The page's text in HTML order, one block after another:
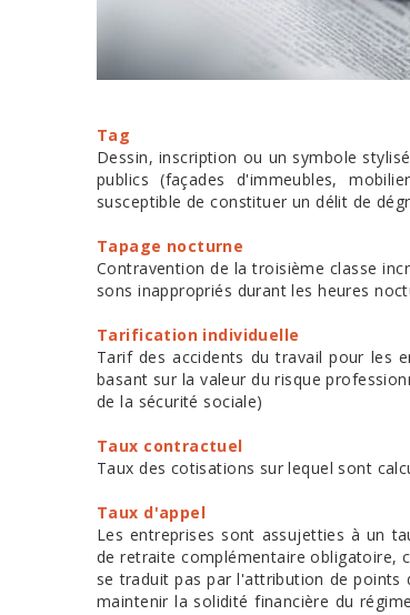
Tag
Dessin, inscription ou un symbole
publics (façades d'immeubles,
susceptible de constituer un délit de
Tapage nocturne
Contravention de la troisième classe
sons inappropriés durant les heures
Tarification individuelle
Tarif des accidents du travail pour les
basant sur la valeur du risque
de la sécurité sociale)
Taux contractuel
Taux des cotisations sur lequel sont
Taux d'appel
Les entreprises sont assujetties à un
de retraite complémentaire obligatoire,
se traduit pas par l'attribution de points
maintenir la solidité financière du